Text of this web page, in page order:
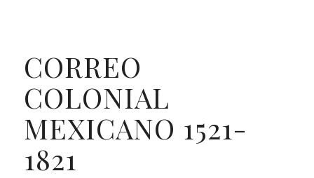
CORREO
COLONIAL
MEXICANO 1521-
1821